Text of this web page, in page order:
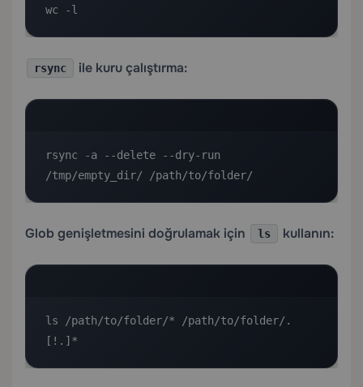
wc -l
rsync ile kuru çalıştırma:
rsync -a --delete --dry-run
/tmp/empty_dir/ /path/to/folder/
Glob genişletmesini doğrulamak için ls kullanın:
ls /path/to/folder/* /path/to/folder/.
[!.]*